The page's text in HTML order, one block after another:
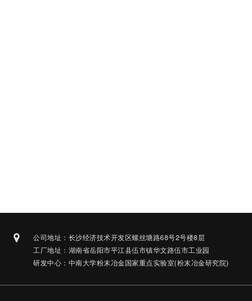
公司地址：长沙经济技术开发区螺丝塘路68号2号楼8层
工厂地址：湖南省岳阳市平江县伍市镇华文路伍市工业园
研发中心：中南大学粉末冶金国家重点实验室(粉末冶金研究院)